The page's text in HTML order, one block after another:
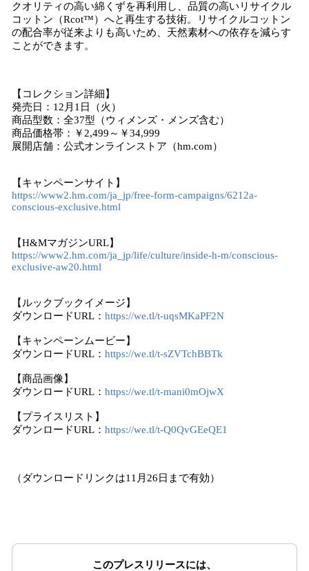
クオリティの高い綿くずを再利用し、品質の高いリサイクル
コットン（Rcot™）へと再生する技術。リサイクルコットン
の配合率が従来よりも高いため、天然素材への依存を減らす
ことができます。
【コレクション詳細】
発売日：12月1日（火）
商品型数：全37型（ウィメンズ・メンズ含む）
商品価格帯：￥2,499～￥34,999
展開店舗：公式オンラインストア（hm.com）
【キャンペーンサイト】
https://www2.hm.com/ja_jp/free-form-campaigns/6212a-
conscious-exclusive.html
【H&MマガジンURL】
https://www2.hm.com/ja_jp/life/culture/inside-h-m/conscious-
exclusive-aw20.html
【ルックブックイメージ】
ダウンロードURL： https://we.tl/t-uqsMKaPF2N
【キャンペーンムービー】
ダウンロードURL： https://we.tl/t-sZVTchBBTk
【商品画像】
ダウンロードURL： https://we.tl/t-mani0mOjwX
【プライスリスト】
ダウンロードURL： https://we.tl/t-Q0QvGEeQE1
（ダウンロードリンクは11月26日まで有効）
このプレスリリースには、